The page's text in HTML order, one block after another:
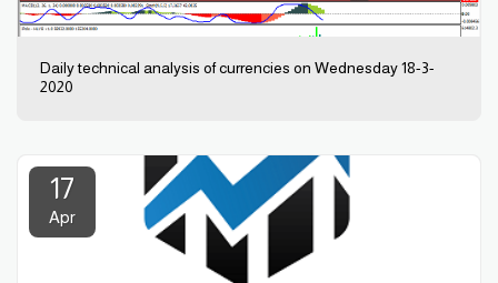
Daily technical analysis of currencies on Wednesday 18-3-
2020
17
Apr